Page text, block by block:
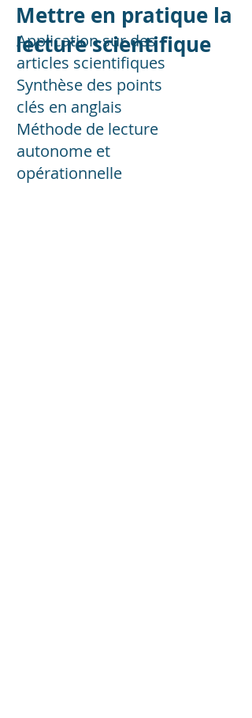
Mettre en pratique la
lecture scientifique
Application sur des
articles scientifiques
Synthèse des points
clés en anglais
Méthode de lecture
autonome et
opérationnelle